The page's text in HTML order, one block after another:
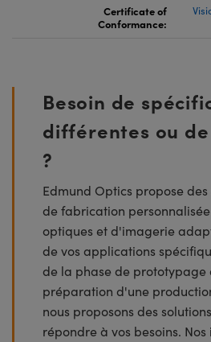
Certificate of
Conformance:
Besoin de
différentes ou
?
Edmund Optics propose
de fabrication
optiques et d'imagerie
de vos applications
de la phase de prototypage
préparation d'une
nous proposons des
répondre à vos besoins. Nos